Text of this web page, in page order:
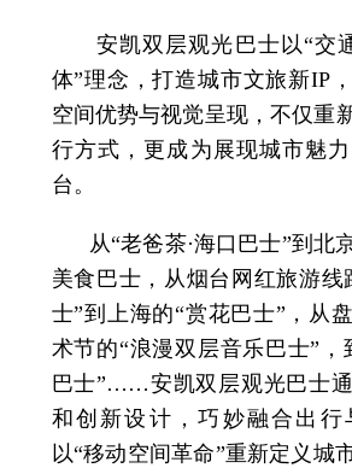
安凯双层观光巴士以“交
体”理念，打造城市文旅新IP
空间优势与视觉呈现，不仅重
行方式，更成为展现城市魅
台。
从“老爸茶·海口巴士”到北
美食巴士，从烟台网红旅游线
士”到上海的“赏花巴士”，从
术节的“浪漫双层音乐巴士”，
巴士”……安凯双层观光巴士
和创新设计，巧妙融合出行
以“移动空间革命”重新定义城